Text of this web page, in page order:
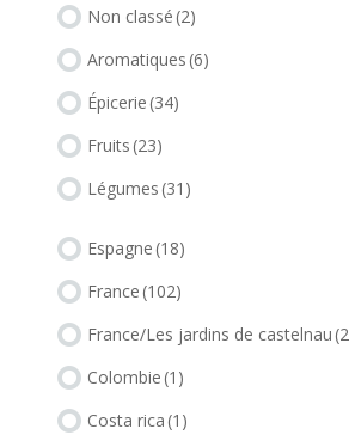
Non classé (2)
Aromatiques (6)
Épicerie (34)
Fruits (23)
Légumes (31)
Espagne (18)
France (102)
France/Les jardins de castelnau
Colombie (1)
Costa rica (1)